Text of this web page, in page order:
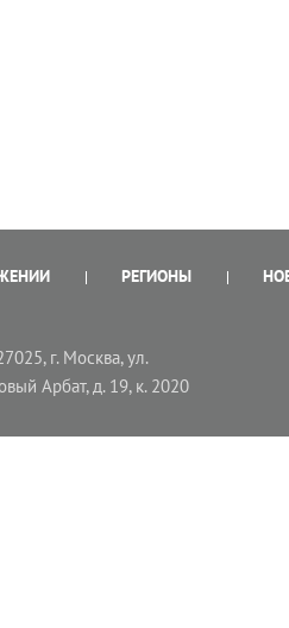
РЕГИОНЫ
г. Москва, ул.
Арбат, д. 19, к. 2020